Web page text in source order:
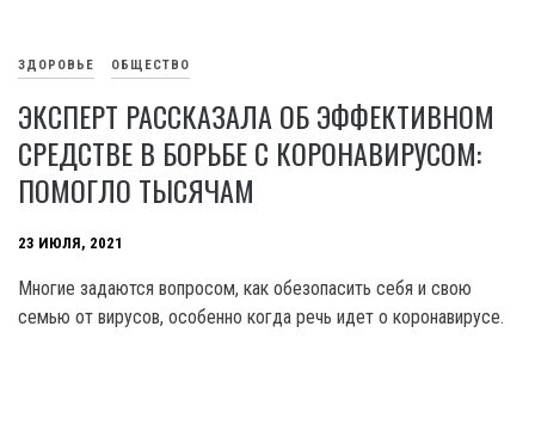
ЗДОРОВЬЕ ОБЩЕСТВО
ЭКСПЕРТ РАССКАЗАЛА ОБ ЭФФЕКТИВНОМ
СРЕДСТВЕ В БОРЬБЕ С КОРОНАВИРУСОМ:
ПОМОГЛО ТЫСЯЧАМ
23 ИЮЛЯ, 2021
Многие задаются вопросом, как обезопасить себя и свою
семью от вирусов, особенно когда речь идет о коронавирусе.